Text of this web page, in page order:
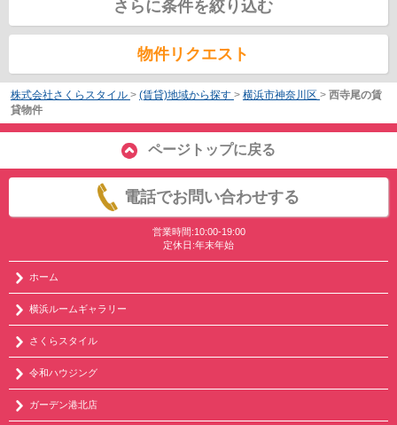
さらに条件を絞り込む
物件リクエスト
株式会社さくらスタイル > (賃貸)地域から探す > 横浜市神奈川区 > 西寺尾の賃
貸物件
ページトップに戻る
電話でお問い合わせする
営業時間:10:00-19:00
定休日:年末年始
ホーム
横浜ルームギャラリー
さくらスタイル
令和ハウジング
ガーデン港北店